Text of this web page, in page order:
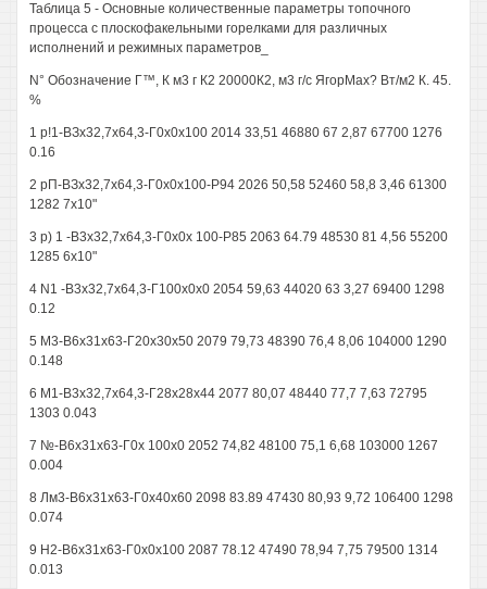
Таблица 5 - Основные количественные параметры топочного
процесса с плоскофакельными горелками для различных
исполнений и режимных параметров_
N° Обозначение Г™, К м3 г К2 20000К2, м3 г/с ЯгорМах? Вт/м2 К. 45.
%
1 р!1-ВЗх32,7х64,3-Г0х0х100 2014 33,51 46880 67 2,87 67700 1276
0.16
2 рП-ВЗх32,7х64,3-Г0х0х100-Р94 2026 50,58 52460 58,8 3,46 61300
1282 7x10"
3 р) 1 -В3х32,7х64,3-Г0х0х 100-Р85 2063 64.79 48530 81 4,56 55200
1285 6x10"
4 N1 -В3х32,7х64,3-Г100х0х0 2054 59,63 44020 63 3,27 69400 1298
0.12
5 М3-В6х31х63-Г20х30х50 2079 79,73 48390 76,4 8,06 104000 1290
0.148
6 М1-В3х32,7х64,3-Г28х28х44 2077 80,07 48440 77,7 7,63 72795
1303 0.043
7 №-В6х31х63-Г0х 100x0 2052 74,82 48100 75,1 6,68 103000 1267
0.004
8 Лм3-В6х31х63-Г0х40х60 2098 83.89 47430 80,93 9,72 106400 1298
0.074
9 Н2-В6х31х63-Г0х0х100 2087 78.12 47490 78,94 7,75 79500 1314
0.013